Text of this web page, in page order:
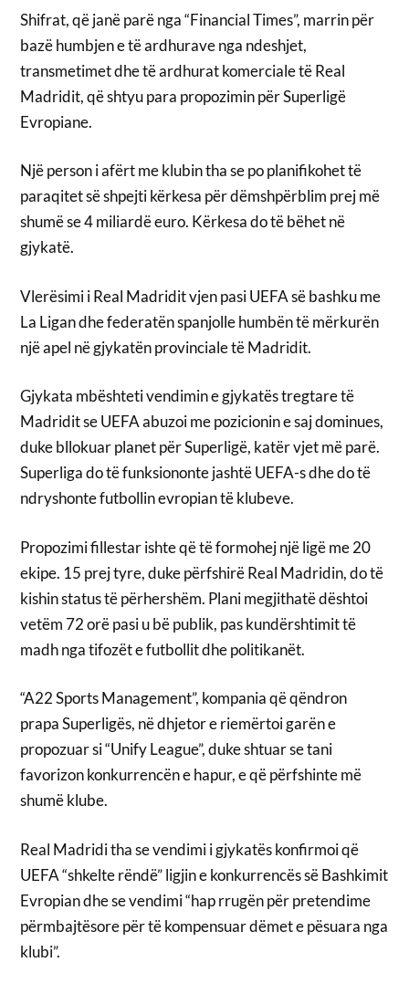
Shifrat, që janë parë nga “Financial Times”, marrin për
bazë humbjen e të ardhurave nga ndeshjet,
transmetimet dhe të ardhurat komerciale të Real
Madridit, që shtyu para propozimin për Superligë
Evropiane.
Një person i afërt me klubin tha se po planifikohet të
paraqitet së shpejti kërkesa për dëmshpërblim prej më
shumë se 4 miliardë euro. Kërkesa do të bëhet në
gjykatë.
Vlerësimi i Real Madridit vjen pasi UEFA së bashku me
La Ligan dhe federatën spanjolle humbën të mërkurën
një apel në gjykatën provinciale të Madridit.
Gjykata mbështeti vendimin e gjykatës tregtare të
Madridit se UEFA abuzoi me pozicionin e saj dominues,
duke bllokuar planet për Superligë, katër vjet më parë.
Superliga do të funksiononte jashtë UEFA-s dhe do të
ndryshonte futbollin evropian të klubeve.
Propozimi fillestar ishte që të formohej një ligë me 20
ekipe. 15 prej tyre, duke përfshirë Real Madridin, do të
kishin status të përhershëm. Plani megjithatë dështoi
vetëm 72 orë pasi u bë publik, pas kundërshtimit të
madh nga tifozët e futbollit dhe politikanët.
“A22 Sports Management”, kompania që qëndron
prapa Superligës, në dhjetor e riemërtoi garën e
propozuar si “Unify League”, duke shtuar se tani
favorizon konkurrencën e hapur, e që përfshinte më
shumë klube.
Real Madridi tha se vendimi i gjykatës konfirmoi që
UEFA “shkelte rëndë” ligjin e konkurrencës së Bashkimit
Evropian dhe se vendimi “hap rrugën për pretendime
përmbajtësore për të kompensuar dëmet e pësuara nga
klubi”.